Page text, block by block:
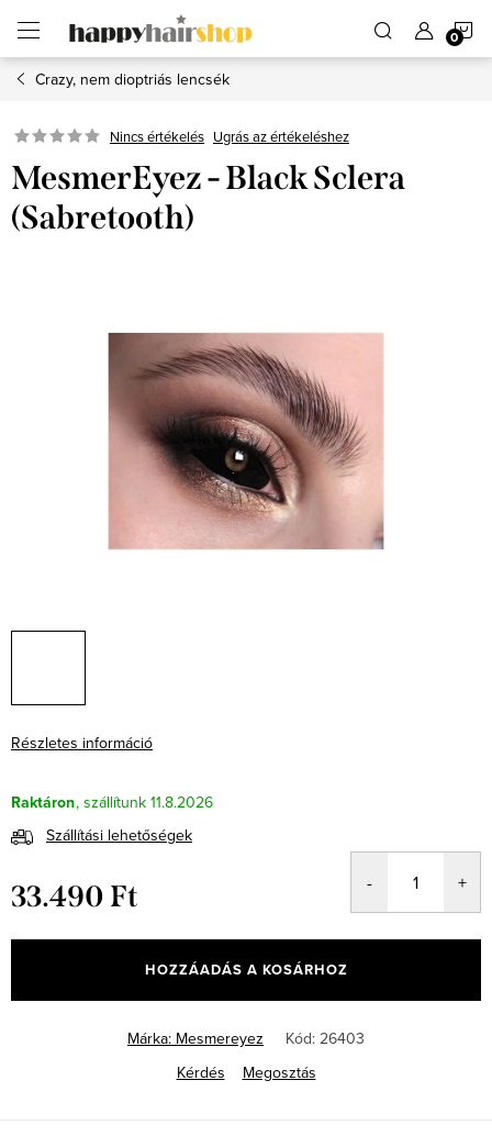
fő
tartalomhozCrazy, nem dioptriás lencsék
Nincs értékelés Ugrás az értékeléshez
MesmerEyez - Black Sclera
(Sabretooth)
Részletes információ
Raktáron
11.8.2026
Szállítási lehetőségek
33.490 Ft
HOZZÁADÁS A KOSÁRHOZ
Márka: Mesmereyez Kód: 26403
Kérdés
Megosztás